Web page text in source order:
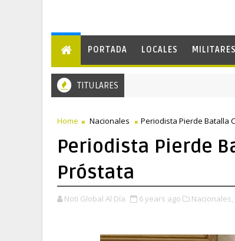
PORTADA LOCALES MILITARES
TITULARES
Home Nacionales Periodista Pierde Batalla
Periodista Pierde
Próstata
Noti Global Al Día 6 years ago Nacionales,